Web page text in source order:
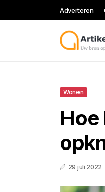
Adverteren
Wonen
Hoe
29 juli 2022